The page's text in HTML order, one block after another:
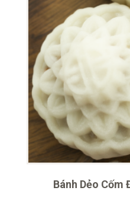
Bánh Dẻo Cốm